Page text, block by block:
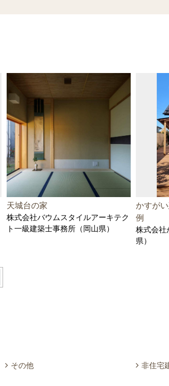
天城台の家
株式会社バウムスタイルアーキテク
ト一級建築士事務所（岡山県）
かすが
例
株式会社
県）
その他
非住宅